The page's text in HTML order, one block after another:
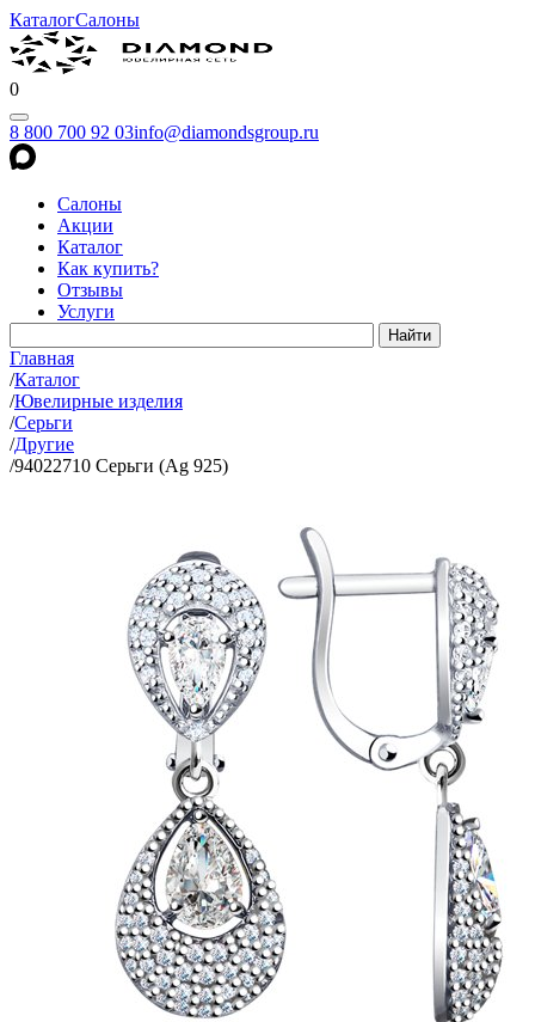
КаталогСалоны
0
8 800 700 92 03info@diamondsgroup.ru
Салоны
Акции
Каталог
Как купить?
Отзывы
Услуги
Главная
/Каталог
/Ювелирные изделия
/Серьги
/Другие
/94022710 Серьги (Ag 925)